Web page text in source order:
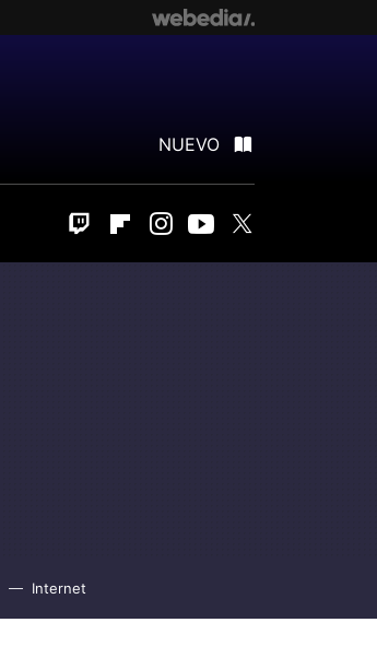
NUEVO
Twitch FlipboardInstagram
Youtube
Internet